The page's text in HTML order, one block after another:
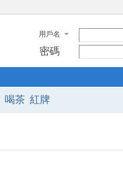
用戶名
密碼
喝茶 紅牌